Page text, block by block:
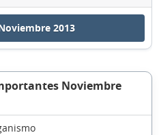
2013
Noviembre